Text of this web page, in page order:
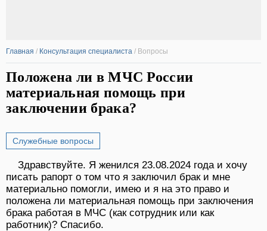
Главная / Консультация специалиста / Вопросы
Положена ли в МЧС России
материальная помощь при
заключении брака?
Служебные вопросы
Здравствуйте. Я женился 23.08.2024 года и хочу
писать рапорт о том что я заключил брак и мне
материально помогли, имею и я на это право и
положена ли материальная помощь при заключения
брака работая в МЧС (как сотрудник или как
работник)? Спасибо.